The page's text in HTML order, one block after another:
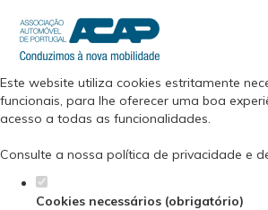
Defina as suas
para este website.
Este website utiliza cookies estritamente
funcionais, para lhe oferecer uma boa
acesso a todas as funcionalidades.
Consulte a nossa política de privacidade e
Cookies necessários (obrigatório)